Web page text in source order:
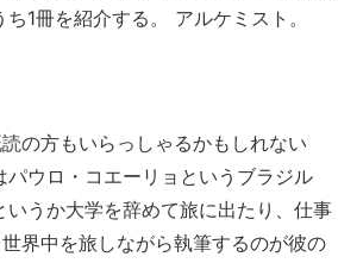
1冊を紹介する。 アルケミスト。
の方もいらっしゃるかもしれない
ウロ・コエーリョというブラジル
うか大学を辞めて旅に出たり、仕事
界中を旅しながら執筆するのが彼の